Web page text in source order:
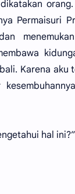
Permaisuri
menemukan
Karena aku
hal ini?”